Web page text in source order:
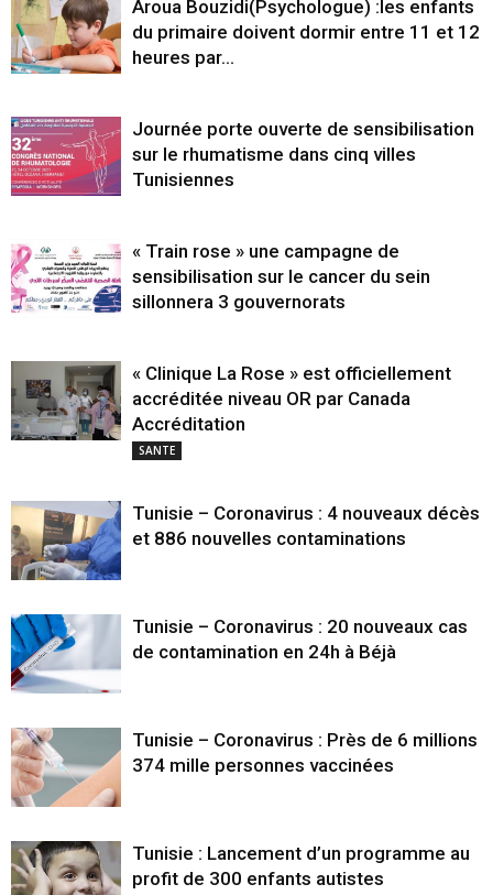
Aroua Bouzidi(Psychologue) :les enfants
du primaire doivent dormir entre 11 et 12
heures par...
Journée porte ouverte de sensibilisation
sur le rhumatisme dans cinq villes
Tunisiennes
« Train rose » une campagne de
sensibilisation sur le cancer du sein
sillonnera 3 gouvernorats
« Clinique La Rose » est officiellement
accréditée niveau OR par Canada
Accréditation
SANTE
Tunisie – Coronavirus : 4 nouveaux décès
et 886 nouvelles contaminations
Tunisie – Coronavirus : 20 nouveaux cas
de contamination en 24h à Béjà
Tunisie – Coronavirus : Près de 6 millions
374 mille personnes vaccinées
Tunisie : Lancement d’un programme au
profit de 300 enfants autistes